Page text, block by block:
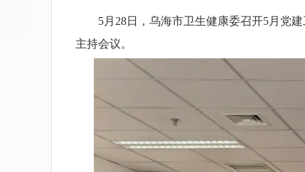
5月28日，乌海市卫生健康委召开5月党建
主持会议。